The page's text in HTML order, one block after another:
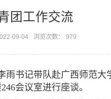
团工作交流
09-04 浏览次数： 979
书记带队赴广西师范大
会议室进行座谈。